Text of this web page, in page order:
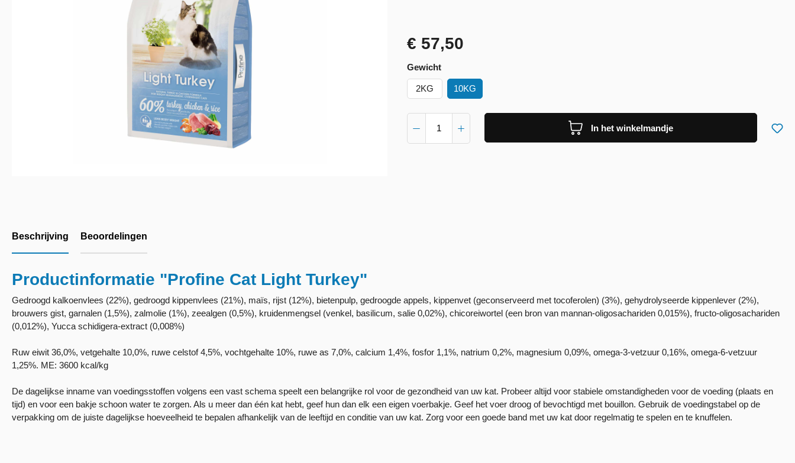
€ 57,50
Gewicht
2KG 10KG
In het winkelmandje
Beschrijving Beoordelingen
Productinformatie "Profine Cat Light Turkey"
Gedroogd kalkoenvlees (22%), gedroogd kippenvlees (21%), maïs, rijst (12%), bietenpulp, gedroogde appels, kippenvet (geconserveerd met tocoferolen) (3%), gehydrolyseerde kippenlever (2%),
brouwers gist, garnalen (1,5%), zalmolie (1%), zeealgen (0,5%), kruidenmengsel (venkel, basilicum, salie 0,02%), chicoreiwortel (een bron van mannan-oligosachariden 0,015%), fructo-oligosachariden
(0,012%), Yucca schidigera-extract (0,008%)
Ruw eiwit 36,0%, vetgehalte 10,0%, ruwe celstof 4,5%, vochtgehalte 10%, ruwe as 7,0%, calcium 1,4%, fosfor 1,1%, natrium 0,2%, magnesium 0,09%, omega-3-vetzuur 0,16%, omega-6-vetzuur
1,25%. ME: 3600 kcal/kg
De dagelijkse inname van voedingsstoffen volgens een vast schema speelt een belangrijke rol voor de gezondheid van uw kat. Probeer altijd voor stabiele omstandigheden voor de voeding (plaats en
tijd) en voor een bakje schoon water te zorgen. Als u meer dan één kat hebt, geef hun dan elk een eigen voerbakje. Geef het voer droog of bevochtigd met bouillon. Gebruik de voedingstabel op de
verpakking om de juiste dagelijkse hoeveelheid te bepalen afhankelijk van de leeftijd en conditie van uw kat. Zorg voor een goede band met uw kat door regelmatig te spelen en te knuffelen.